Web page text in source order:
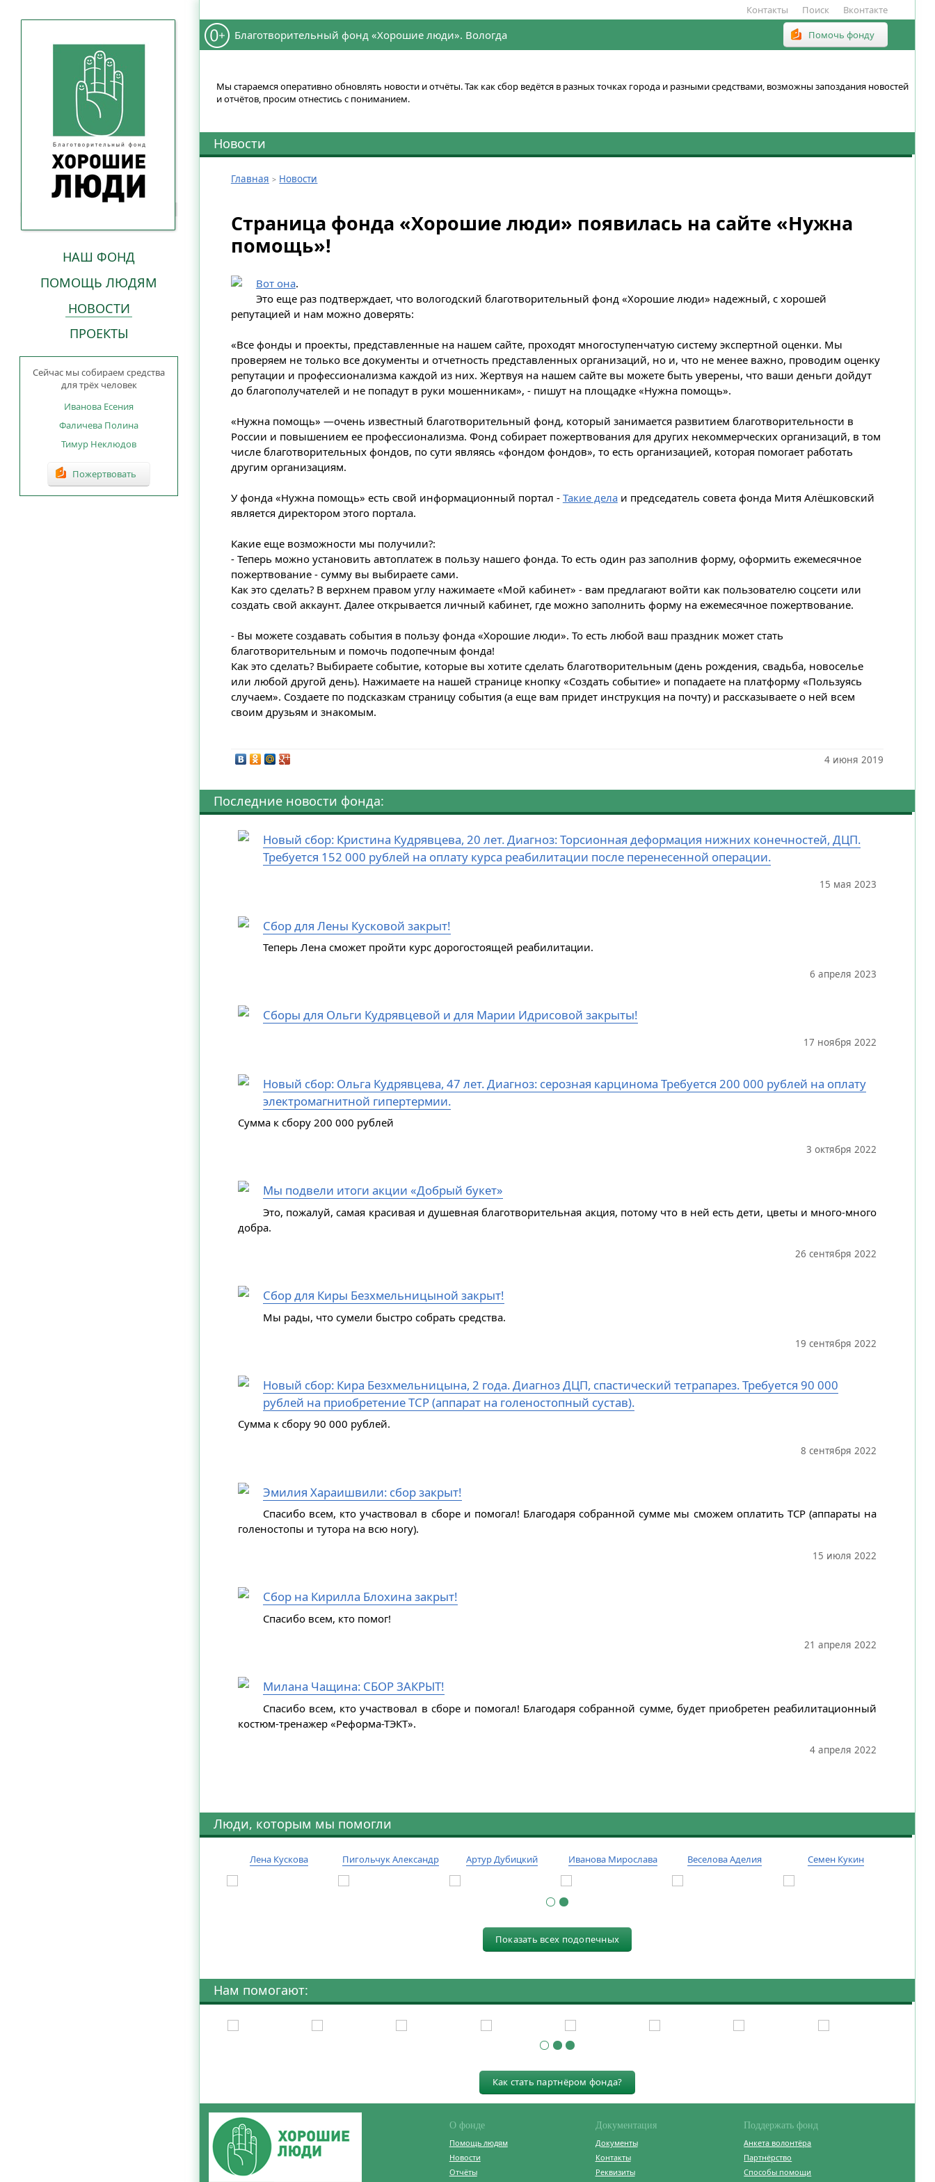
НАШ ФОНД
ПОМОЩЬ ЛЮДЯМ
НОВОСТИ
ПРОЕКТЫ
Сейчас мы собираем средства
для трёх человек
Иванова Есения
Фаличева Полина
Тимур Неклюдов
Пожертвовать
Контакты Поиск Вконтакте
Благотворительный фонд «Хорошие люди». Вологда Помочь фонду
Мы стараемся оперативно обновлять новости и отчёты. Так как сбор ведётся в разных точках города и разными средствами, возможны запоздания новостей
и отчётов, просим отнестись с пониманием.
Новости
Главная Новости
Страница фонда «Хорошие люди» появилась на сайте «Нужна
помощь»!
Вот она.
Это еще раз подтверждает, что вологодский благотворительный фонд «Хорошие люди» надежный, с хорошей
репутацией и нам можно доверять:
«Все фонды и проекты, представленные на нашем сайте, проходят многоступенчатую систему экспертной оценки. Мы
проверяем не только все документы и отчетность представленных организаций, но и, что не менее важно, проводим оценку
репутации и профессионализма каждой из них. Жертвуя на нашем сайте вы можете быть уверены, что ваши деньги дойдут
до благополучателей и не попадут в руки мошенникам», - пишут на площадке «Нужна помощь».
«Нужна помощь» —очень известный благотворительный фонд, который занимается развитием благотворительности в
России и повышением ее профессионализма. Фонд собирает пожертвования для других некоммерческих организаций, в том
числе благотворительных фондов, по сути являясь «фондом фондов», то есть организацией, которая помогает работать
другим организациям.
У фонда «Нужна помощь» есть свой информационный портал - Такие делаи председатель совета фонда Митя Алёшковский
является директором этого портала.
Какие еще возможности мы получили?:
- Теперь можно установить автоплатеж в пользу нашего фонда. То есть один раз заполнив форму, оформить ежемесячное
пожертвование - сумму вы выбираете сами.
Как это сделать? В верхнем правом углу нажимаете «Мой кабинет» - вам предлагают войти как пользователю соцсети или
создать свой аккаунт. Далее открывается личный кабинет, где можно заполнить форму на ежемесячное пожертвование.
- Вы можете создавать события в пользу фонда «Хорошие люди». То есть любой ваш праздник может стать
благотворительным и помочь подопечным фонда!
Как это сделать? Выбираете событие, которые вы хотите сделать благотворительным (день рождения, свадьба, новоселье
или любой другой день). Нажимаете на нашей странице кнопку «Создать событие» и попадаете на платформу «Пользуясь
случаем». Создаете по подсказкам страницу события (а еще вам придет инструкция на почту) и рассказываете о ней всем
своим друзьям и знакомым.
4 июня 2019
Последние новости фонда:
Новый сбор: Кристина Кудрявцева, 20 лет. Диагноз: Торсионная деформация нижних конечностей, ДЦП.
Требуется 152 000 рублей на оплату курса реабилитации после перенесенной операции.
15 мая 2023
Сбор для Лены Кусковой закрыт!
Теперь Лена сможет пройти курс дорогостоящей реабилитации.
6 апреля 2023
Сборы для Ольги Кудрявцевой и для Марии Идрисовой закрыты!
17 ноября 2022
Новый сбор: Ольга Кудрявцева, 47 лет. Диагноз: серозная карцинома Требуется 200 000 рублей на оплату
электромагнитной гипертермии.
Сумма к сбору 200 000 рублей
3 октября 2022
Мы подвели итоги акции «Добрый букет»
Это, пожалуй, самая красивая и душевная благотворительная акция, потому что в ней есть дети, цветы и много-много
добра.
26 сентября 2022
Сбор для Киры Безхмельницыной закрыт!
Мы рады, что сумели быстро собрать средства.
19 сентября 2022
Новый сбор: Кира Безхмельницына, 2 года. Диагноз ДЦП, спастический тетрапарез. Требуется 90 000
рублей на приобретение ТСР (аппарат на голеностопный сустав).
Сумма к сбору 90 000 рублей.
8 сентября 2022
Эмилия Хараишвили: сбор закрыт!
Спасибо всем, кто участвовал в сборе и помогал! Благодаря собранной сумме мы сможем оплатить ТСР (аппараты на
голеностопы и тутора на всю ногу).
15 июля 2022
Сбор на Кирилла Блохина закрыт!
Спасибо всем, кто помог!
21 апреля 2022
Милана Чащина: СБОР ЗАКРЫТ!
Спасибо всем, кто участвовал в сборе и помогал! Благодаря собранной сумме, будет приобретен реабилитационный
костюм-тренажер «Реформа-ТЭКТ».
4 апреля 2022
Люди, которым мы помогли
Лена Кускова Пигольчук Александр Артур Дубицкий Иванова Мирослава Веселова Аделия Семен Кукин
Показать всех подопечных
Нам помогают:
Как стать партнёром фонда?
О фонде
Помощь людям
Новости
Отчёты
Документация
Документы
Контакты
Реквизиты
Поддержать фонд
Анкета волонтёра
Партнёрство
Способы помощи